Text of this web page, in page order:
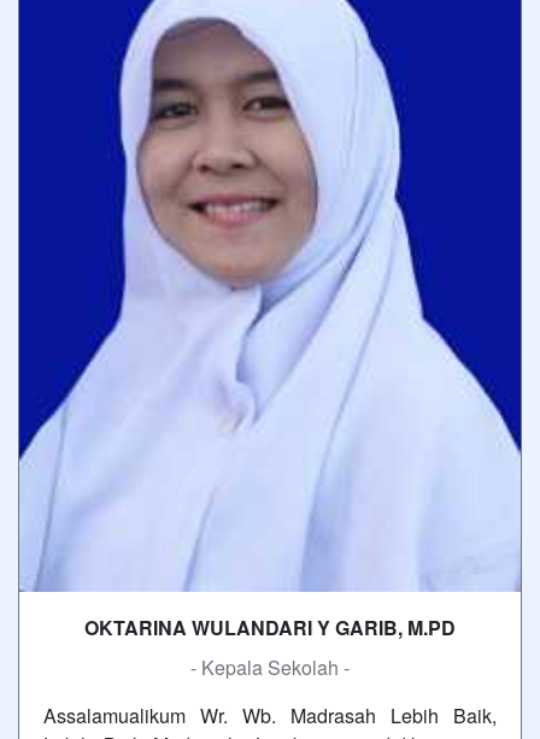
OKTARINA WULANDARI Y GARIB, M.PD
- Kepala Sekolah -
Assalamualikum Wr. Wb. Madrasah Lebih Baik,